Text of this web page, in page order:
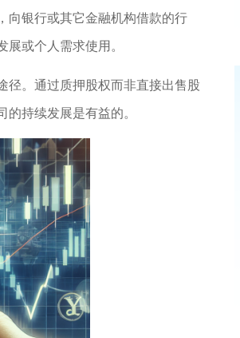
向银行或其它金融机构借款的行
或个人需求使用。
径。通过质押股权而非直接出售股
持续发展是有益的。